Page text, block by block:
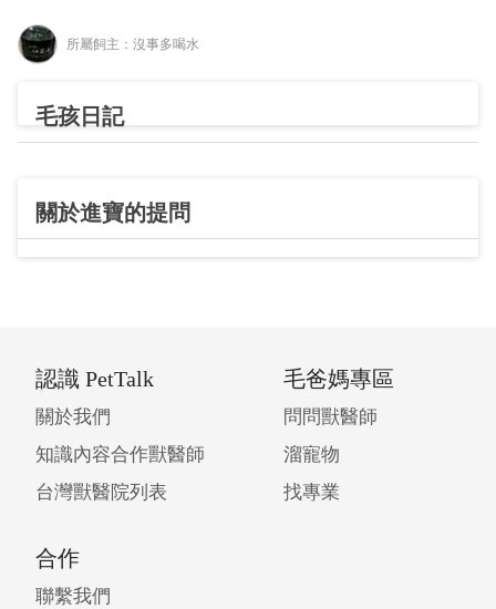
所屬飼主：沒事多喝水
毛孩日記
關於進寶的提問
認識 PetTalk
關於我們
知識內容合作獸醫師
台灣獸醫院列表
毛爸媽專區
問問獸醫師
溜寵物
找專業
合作
聯繫我們